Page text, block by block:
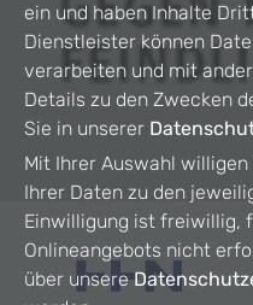
ein und haben Inhalte
Dienstleister können
verarbeiten und mit
Details zu den Zwecken
Sie in unserer
Mit Ihrer Auswahl
Ihrer Daten zu den
Einwilligung ist freiwillig,
Onlineangebots nicht
über unsere